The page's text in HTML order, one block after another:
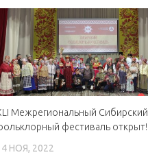
Межрегиональный Сибирский
фестиваль открыт!
НОЯ, 2022